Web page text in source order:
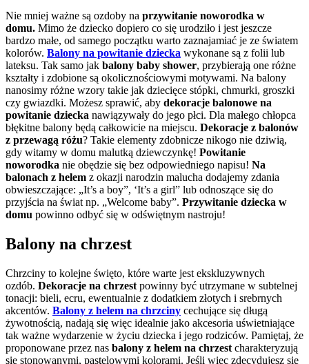
Nie mniej ważne są ozdoby na przywitanie noworodka w
domu. Mimo że dziecko dopiero co się urodziło i jest jeszcze
bardzo małe, od samego początku warto zaznajamiać je ze światem
kolorów. Balony na powitanie dziecka wykonane są z folii lub
lateksu. Tak samo jak balony baby shower, przybierają one różne
kształty i zdobione są okolicznościowymi motywami. Na balony
nanosimy różne wzory takie jak dziecięce stópki, chmurki, groszki
czy gwiazdki. Możesz sprawić, aby dekoracje balonowe na
powitanie dziecka nawiązywały do jego płci. Dla małego chłopca
błękitne balony będą całkowicie na miejscu. Dekoracje z balonów
z przewagą różu? Takie elementy zdobnicze nikogo nie dziwią,
gdy witamy w domu malutką dziewczynkę! Powitanie
noworodka nie obędzie się bez odpowiedniego napisu! Na
balonach z helem z okazji narodzin malucha dodajemy zdania
obwieszczające: „It’s a boy”, ‘It’s a girl” lub odnoszące się do
przyjścia na świat np. „Welcome baby”. Przywitanie dziecka w
domu powinno odbyć się w odświętnym nastroju!
Balony na chrzest
Chrzciny to kolejne święto, które warte jest ekskluzywnych
ozdób. Dekoracje na chrzest powinny być utrzymane w subtelnej
tonacji: bieli, ecru, ewentualnie z dodatkiem złotych i srebrnych
akcentów. Balony z helem na chrzciny cechujące się długą
żywotnością, nadają się więc idealnie jako akcesoria uświetniające
tak ważne wydarzenie w życiu dziecka i jego rodziców. Pamiętaj, że
proponowane przez nas balony z helem na chrzest charakteryzują
się stonowanymi, pastelowymi kolorami. Jeśli więc zdecydujesz się